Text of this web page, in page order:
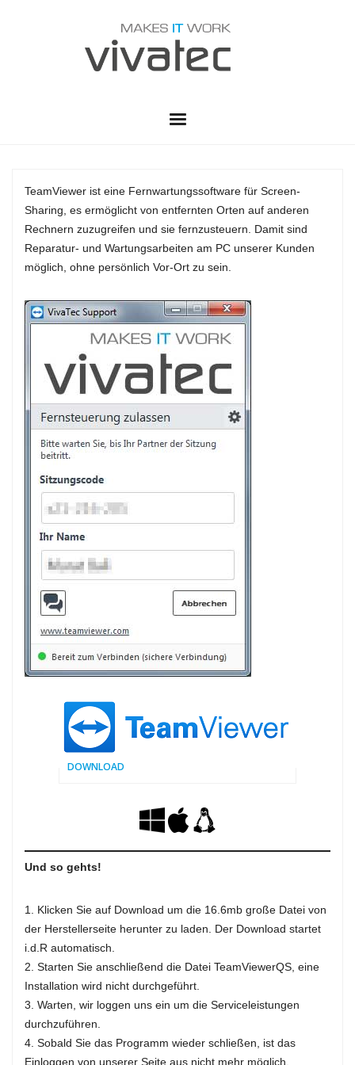
VWS
LEISTUNGEN
ADMINISTRATION
TELEKOMMUNIKATION
SOFTWARE
IT-CONSULTING
SERVICE
SUPPORT CENTER
RUSTDESK QUICK SUPPORT
PARTNER
KONTAKT
TeamViewer ist eine Fernwartungssoftware für Screen-
Sharing, es ermöglicht von entfernten Orten auf anderen
Rechnern zuzugreifen und sie fernzusteuern. Damit sind
Reparatur- und Wartungsarbeiten am PC unserer Kunden
möglich, ohne persönlich Vor-Ort zu sein.
DOWNLOAD
Und so gehts!
Klicken Sie auf Download um die 16.6mb große Datei von
der Herstellerseite herunter zu laden. Der Download startet
i.d.R automatisch.
Starten Sie anschließend die Datei TeamViewerQS, eine
Installation wird nicht durchgeführt.
Warten, wir loggen uns ein um die Serviceleistungen
durchzuführen.
Sobald Sie das Programm wieder schließen, ist das
Einloggen von unserer Seite aus nicht mehr möglich.